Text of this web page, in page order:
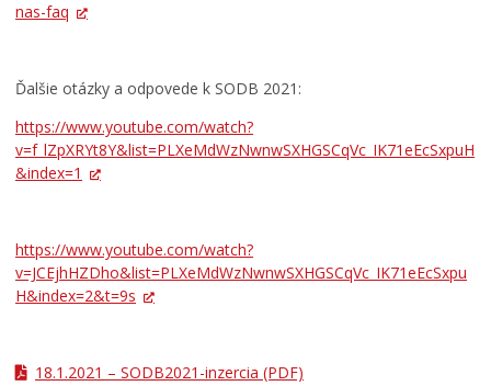
nas-faq
Ďalšie otázky a odpovede k SODB 2021:
https://www.youtube.com/watch?
v=f_lZpXRYt8Y&list=PLXeMdWzNwnwSXHGSCqVc_IK71eEcSxpuH
&index=1
https://www.youtube.com/watch?
v=JCEjhHZDho&list=PLXeMdWzNwnwSXHGSCqVc_IK71eEcSxpu
H&index=2&t=9s
18.1.2021 – SODB2021-inzercia (PDF)